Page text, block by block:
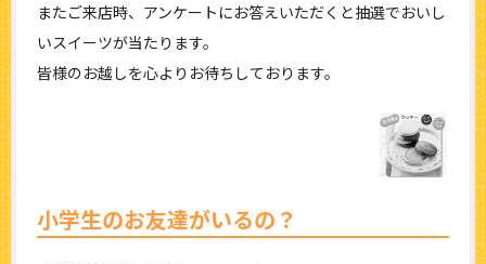
またご来店時、アンケートにお答えいただくと抽選でおいし
いスイーツが当たります。
皆様のお越しを心よりお待ちしております。
小学生のお友達がいるの？